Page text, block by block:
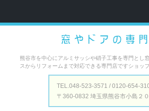
熊谷市を中心にアルミサッシや硝子工事を専門とし
スからリフォームまで対応できる専門店ですショップ
TEL.048-523-3571 / 0120-654-
〒360-0832 埼玉県熊谷市小島２